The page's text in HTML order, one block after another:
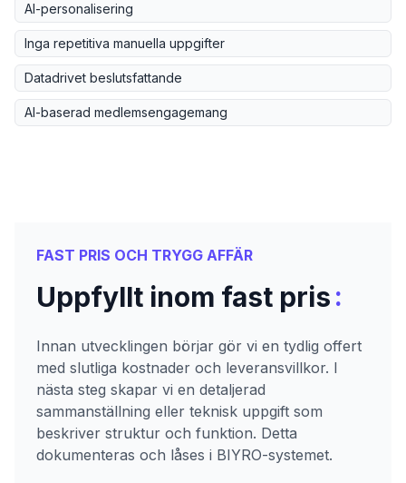
AI-personalisering
Inga repetitiva manuella uppgifter
Datadrivet beslutsfattande
AI-baserad medlemsengagemang
FAST PRIS OCH TRYGG AFFÄR
Uppfyllt inom fast pris:
Innan utvecklingen börjar gör vi en tydlig offert
med slutliga kostnader och leveransvillkor. I
nästa steg skapar vi en detaljerad
sammanställning eller teknisk uppgift som
beskriver struktur och funktion. Detta
dokumenteras och låses i BIYRO-systemet.